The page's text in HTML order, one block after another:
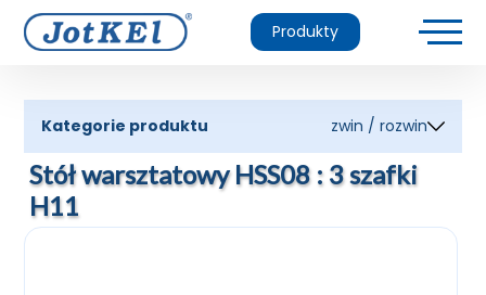
Produkty
Kategorie produktu zwin / rozwin
Stół warsztatowy HSS08 : 3 szafki
H11